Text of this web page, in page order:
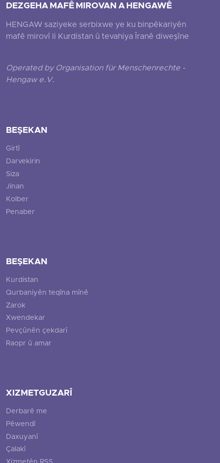
DEZGEHA MAFÊ MIROVAN A HENGAWÊ
HENGAW saziyeke serbixwe ye ku binpêkariyên
mafê mirovî li Kurdistan û tevahiya Îranê diweşîne
Operated by Organisation für Menschenrechte -
Hengaw e.V.
BEŞEKAN
Girtî
Darvekirin
Siza
Jinan
Kolber
Penaber
BEŞEKAN
Kurdistan
Qurbaniyên teqîna mînê
Zarok
Xwendekar
Pevçûnên çekdarî
Raopr û amar
XIZMETGUZARÎ
Derbarê me
Pêwendî
Daxuyanî
Çalakî